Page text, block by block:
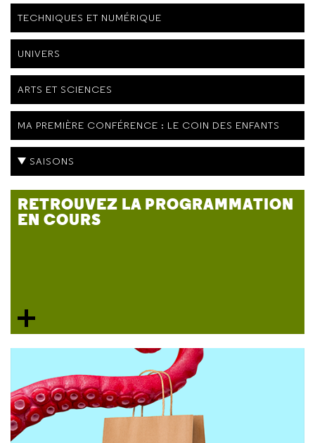
TECHNIQUES ET NUMÉRIQUE
UNIVERS
ARTS ET SCIENCES
MA PREMIÈRE CONFÉRENCE : LE COIN DES ENFANTS
SAISONS
RETROUVEZ LA PROGRAMMATION
EN COURS